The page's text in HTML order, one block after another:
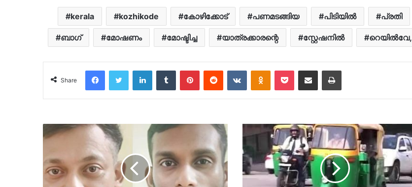
kerala kozhikode കോഴിക്കോട് പണമടങ്ങിയ പിടിയിൽ പ്രതി
ബാഗ് മോഷണം മോഷ്ടിച്ച യാത്രക്കാരന്റെ സ്റ്റേഷനിൽ റെയിൽവേ,
Share
FacebookTwitter LinkedInTumblr PinterestReddit VKontakteOdnoklassniki
Pocket Share via Email Print